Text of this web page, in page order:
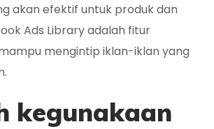
akan efektif untuk produk dan
Ads Library adalah fitur
mengintip iklan-iklan yang
kegunakaan